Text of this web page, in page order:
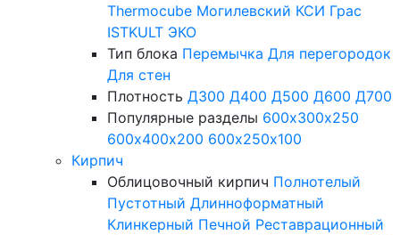
Thermocube Могилевский КСИ Грас
ISTKULT ЭКО
Тип блока Перемычка Для перегородок
Для стен
Плотность Д300 Д400 Д500 Д600 Д700
Популярные разделы 600х300х250
600х400х200 600х250х100
Кирпич
Облицовочный кирпич Полнотелый
Пустотный Длинноформатный
Клинкерный Печной Реставрационный